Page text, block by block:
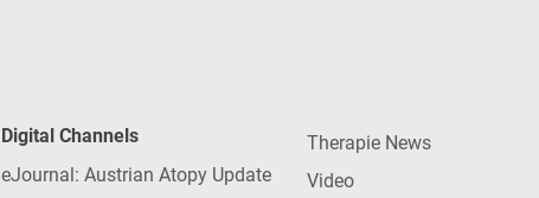
Digital Channels
eJournal: Austrian Atopy Update
Therapie News
Video